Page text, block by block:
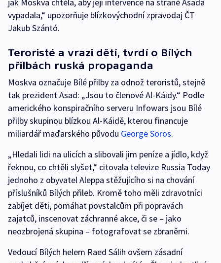
jak Moskva chtěla, aby její intervence na straně Asada
vypadala,“ upozorňuje blízkovýchodní zpravodaj ČT
Jakub Szántó.
Teroristé a vrazi dětí, tvrdí o Bílých
přilbách ruská propaganda
Moskva označuje Bílé přilby za odnož teroristů, stejně
tak prezident Asad: „Jsou to členové Al-Káidy.“ Podle
amerického konspiračního serveru Infowars jsou Bílé
přilby skupinou blízkou Al-Káidě, kterou financuje
miliardář maďarského původu George Soros.
„Hledali lidi na ulicích a slibovali jim peníze a jídlo, když
řeknou, co chtěli slyšet,“ citovala televize Russia Today
jednoho z obyvatel Aleppa stěžujícího si na chování
příslušníků Bílých přileb. Kromě toho měli zdravotníci
zabíjet děti, pomáhat povstalcům při popravách
zajatců, inscenovat záchranné akce, či se – jako
neozbrojená skupina – fotografovat se zbraněmi.
Vedoucí Bílých helem Raed Sálih ovšem zásadní